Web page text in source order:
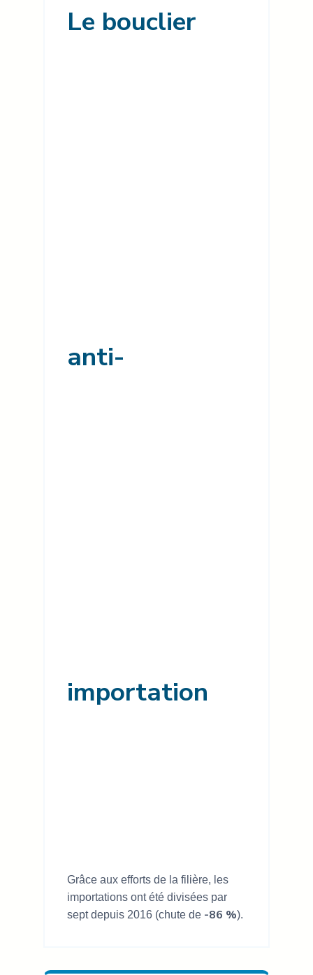
Le bouclier
anti-
importation
Grâce aux efforts de la filière, les
importations ont été divisées par
sept depuis 2016 (chute de -86 %).